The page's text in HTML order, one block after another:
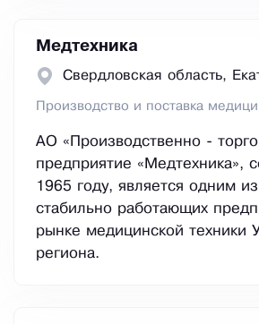
Медтехника
Свердловская область,
Производство и поставка
АО «Производственно -
предприятие «Медтехника»,
1965 году, является одним
стабильно работающих
рынке медицинской техники
региона.